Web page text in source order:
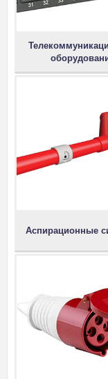
Аспирационные